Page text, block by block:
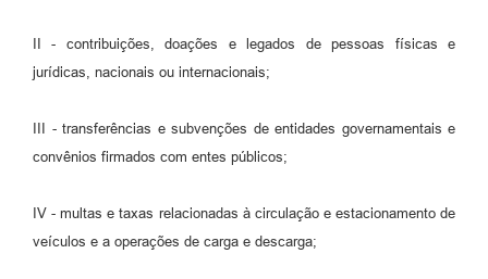
II - contribuições, doações e legados de pessoas físicas e
jurídicas, nacionais ou internacionais;
III - transferências e subvenções de entidades governamentais e
convênios firmados com entes públicos;
IV - multas e taxas relacionadas à circulação e estacionamento de
veículos e a operações de carga e descarga;